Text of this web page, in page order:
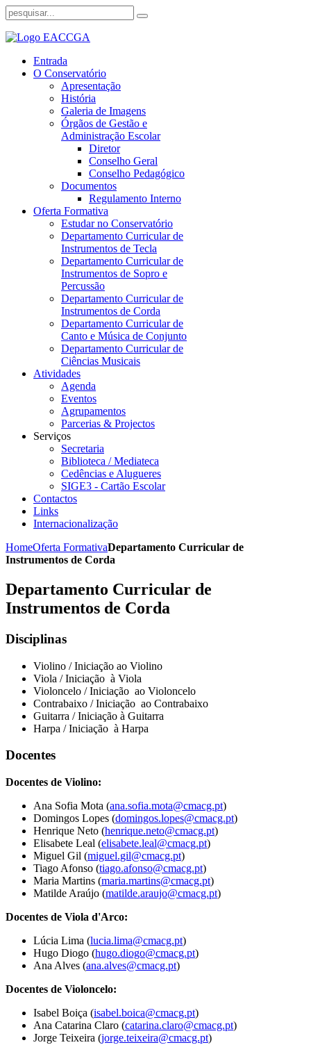
Entrada
O Conservatório
Apresentação
História
Galeria de Imagens
Órgãos de Gestão e
Administração Escolar
Diretor
Conselho Geral
Conselho Pedagógico
Documentos
Regulamento Interno
Oferta Formativa
Estudar no Conservatório
Departamento Curricular de
Instrumentos de Tecla
Departamento Curricular de
Instrumentos de Sopro e
Percussão
Departamento Curricular de
Instrumentos de Corda
Departamento Curricular de
Canto e Música de Conjunto
Departamento Curricular de
Ciências Musicais
Atividades
Agenda
Eventos
Agrupamentos
Parcerias & Projectos
Serviços
Secretaria
Biblioteca / Mediateca
Cedências e Alugueres
SIGE3 - Cartão Escolar
Contactos
Links
Internacionalização
HomeOferta FormativaDepartamento Curricular de
Instrumentos de Corda
Departamento Curricular de
Instrumentos de Corda
Disciplinas
Violino / Iniciação ao Violino
Viola / Iniciação à Viola
Violoncelo / Iniciação ao Violoncelo
Contrabaixo / Iniciação ao Contrabaixo
Guitarra / Iniciação à Guitarra
Harpa / Iniciação à Harpa
Docentes
Docentes de Violino:
Ana Sofia Mota (ana.sofia.mota@cmacg.pt)
Domingos Lopes (domingos.lopes@cmacg.pt)
Henrique Neto (henrique.neto@cmacg.pt)
Elisabete Leal (elisabete.leal@cmacg.pt)
Miguel Gil (miguel.gil@cmacg.pt)
Tiago Afonso (tiago.afonso@cmacg.pt)
Maria Martins (maria.martins@cmacg.pt)
Matilde Araújo (matilde.araujo@cmacg.pt)
Docentes de Viola d'Arco:
Lúcia Lima (lucia.lima@cmacg.pt)
Hugo Diogo (hugo.diogo@cmacg.pt)
Ana Alves (ana.alves@cmacg.pt)
Docentes de Violoncelo:
Isabel Boiça (isabel.boica@cmacg.pt)
Ana Catarina Claro (catarina.claro@cmacg.pt)
Jorge Teixeira (jorge.teixeira@cmacg.pt)